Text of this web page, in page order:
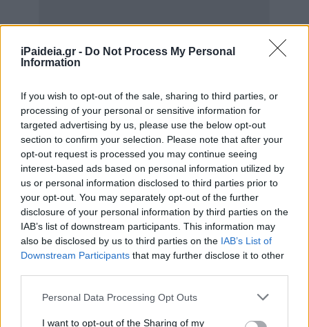
iPaideia.gr - Do Not Process My Personal
Information
If you wish to opt-out of the sale, sharing to third parties, or
processing of your personal or sensitive information for
targeted advertising by us, please use the below opt-out
section to confirm your selection. Please note that after your
opt-out request is processed you may continue seeing
interest-based ads based on personal information utilized by
us or personal information disclosed to third parties prior to
your opt-out. You may separately opt-out of the further
disclosure of your personal information by third parties on the
IAB’s list of downstream participants. This information may
also be disclosed by us to third parties on the IAB’s List of
Downstream Participants that may further disclose it to other
Please note that this website/app uses one or more Google
not limited to your visit or usage behaviour. You may click to
Personal Data Processing Opt Outs
I want to opt-out of the Sharing of my
Σύμφωνα με την διευθύνουσα σύμβουλο της Enaon κ.
Barbara Morgante οι αυξήσεις για τους οικιακούς
καταναλωτές της Θεσσαλίας είναι της τάξης των 10
ευρώ ετησίως και για τους καταναλωτές της
Θεσσαλονίκης 35 ευρώ ετησίως. Αντίθετα στην
Ανατολική Μακεδονία και Θράκη το ενιαίο τιμολόγιο
τάξης των 80 ευρώ ετησίως. Επίσης ένας οικιακός